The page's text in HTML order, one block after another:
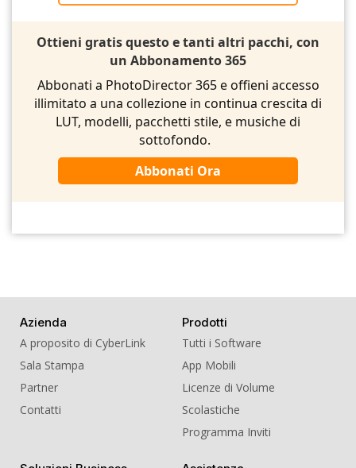
Ottieni gratis questo e tanti altri pacchi, con
un Abbonamento 365
Abbonati a PhotoDirector 365 e offieni accesso
illimitato a una collezione in continua crescita di
LUT, modelli, pacchetti stile, e musiche di
sottofondo.
Abbonati Ora
Azienda
A proposito di CyberLink
Sala Stampa
Partner
Contatti
Prodotti
Tutti i Software
App Mobili
Licenze di Volume
Scolastiche
Programma Inviti